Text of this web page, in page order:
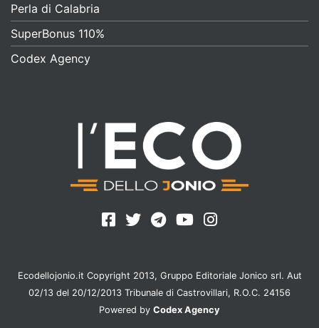
Perla di Calabria
SuperBonus 110%
Codex Agency
Ecodellojonio.it Copyright 2013, Gruppo Editoriale Jonico srl. Aut
02/13 del 20/12/2013 Tribunale di Castrovillari, R.O.C. 24156
Powered by Codex Agency